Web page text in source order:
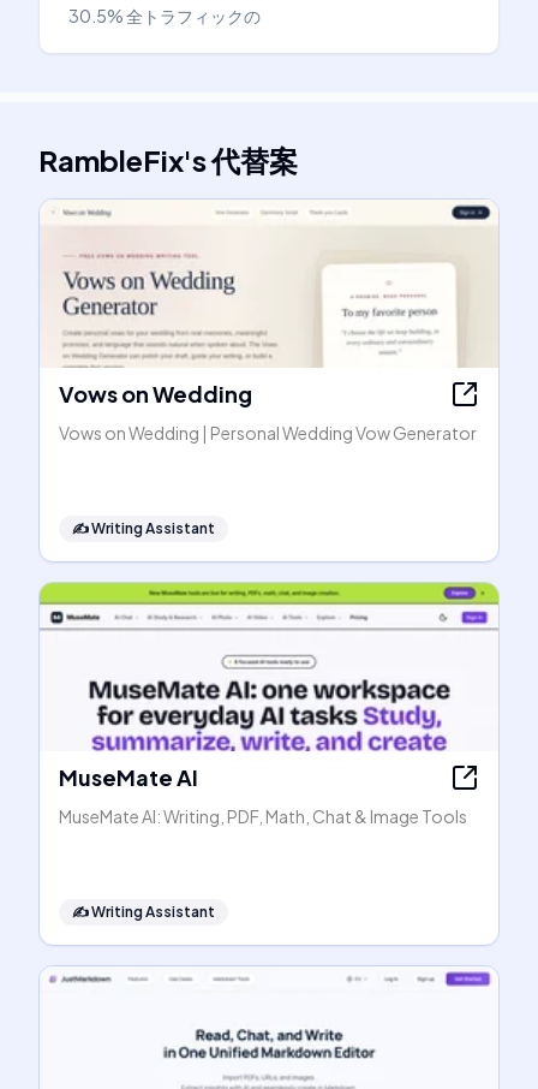
30.5%全トラフィックの
RambleFix's代替案
Vows on Wedding
Vows on Wedding | Personal Wedding Vow Generator
✍️Writing Assistant
MuseMate AI
MuseMate AI: Writing, PDF, Math, Chat & Image Tools
✍️Writing Assistant